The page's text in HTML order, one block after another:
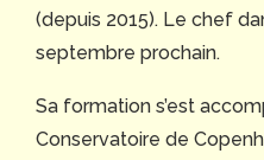
(depuis 2015). Le chef
septembre prochain.
Sa formation s’est
Conservatoire de